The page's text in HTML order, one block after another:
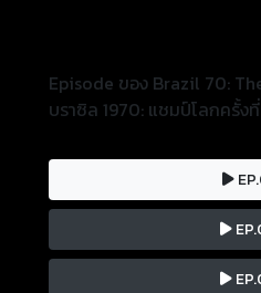
Episode ของ Brazil 70:
บราซิล 1970: แชมป์โลกครั้ง